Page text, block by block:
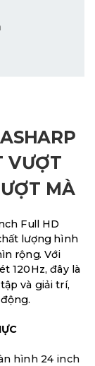
VƯỢT
MÀ
Full HD
lượng hình
rộng. Với
120Hz, đây là
và giải trí,
hình 24 inch